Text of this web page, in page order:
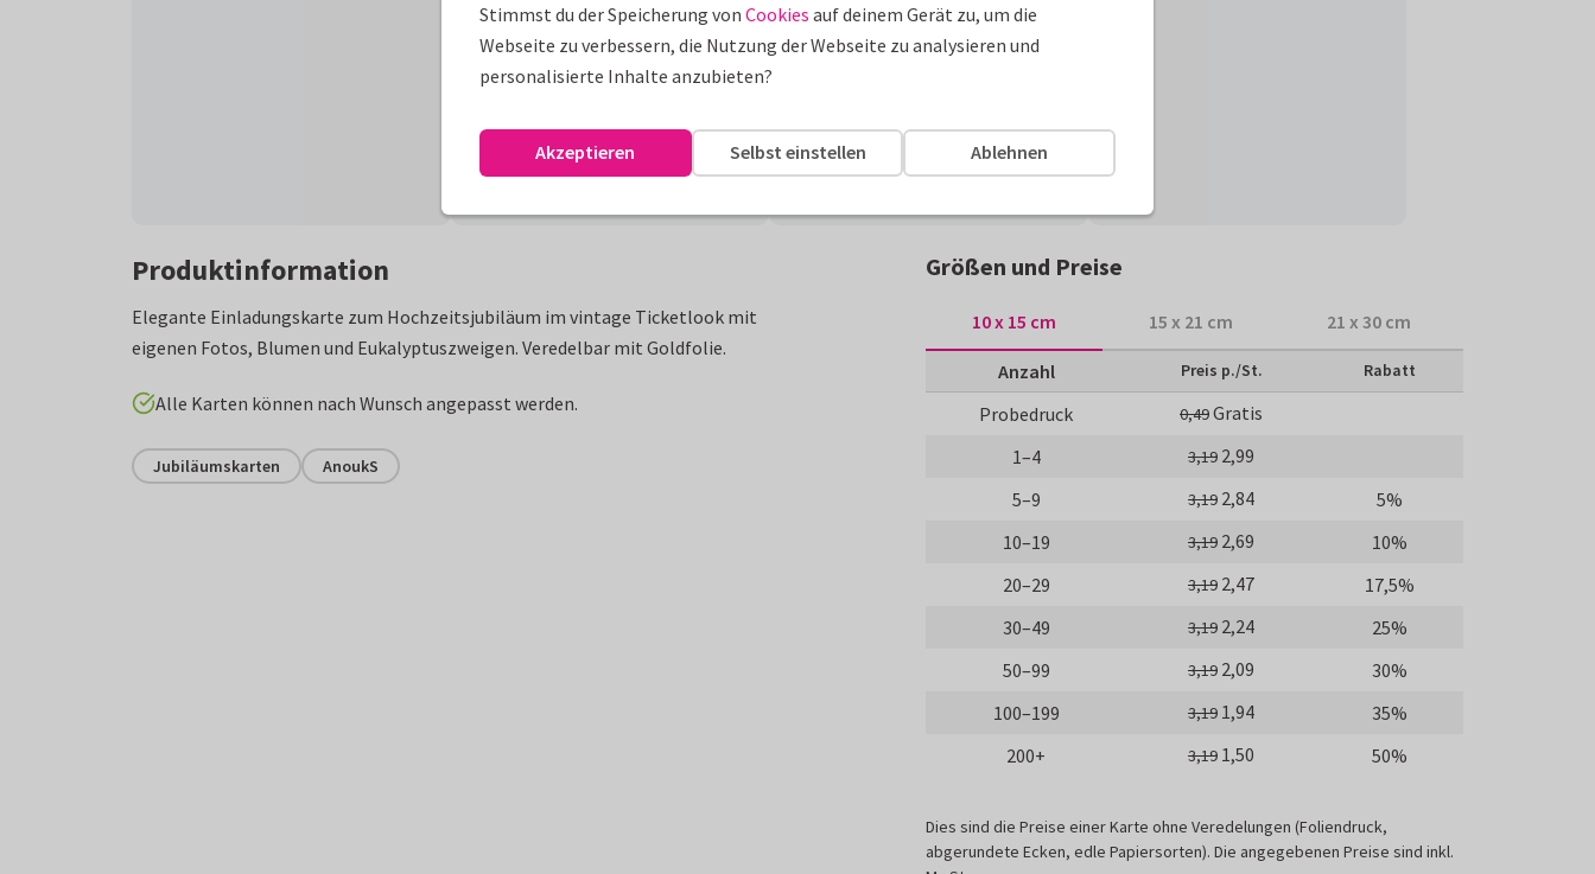
Produktinformation
Elegante Einladungskarte zum Hochzeitsjubiläum im vintage Ticketlook mit
eigenen Fotos, Blumen und Eukalyptuszweigen. Veredelbar mit Goldfolie.
Alle Karten können nach Wunsch angepasst werden.
Jubiläumskarten AnoukS
Größen und Preise
10 x 15 cm 15 x 21 cm 21 x 30 cm
Anzahl Preis p./St. Rabatt
Probedruck 0,49Gratis
1–4
3,19 2,99
5–9
3,19 2,84
5%
10–19
3,19 2,69
10%
20–29
3,19 2,47
17,5%
30–49
3,19 2,24
25%
50–99
3,19 2,09
30%
100–199
3,19 1,94
35%
200+
3,19 1,50 50%
Dies sind die Preise einer Karte ohne Veredelungen (Foliendruck,
abgerundete Ecken, edle Papiersorten). Die angegebenen Preise sind inkl.
Stimmst du der Speicherung von Cookies auf deinem Gerät zu, um die
Webseite zu verbessern, die Nutzung der Webseite zu analysieren und
personalisierte Inhalte anzubieten?
Ablehnen
Selbst einstellen
Akzeptieren